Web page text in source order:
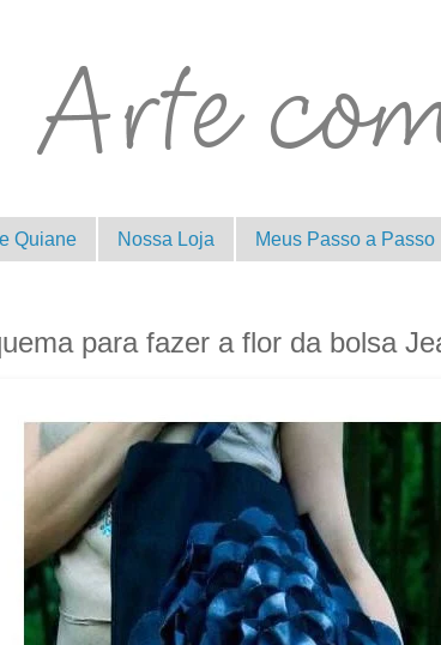
Quiane Nossa Loja Meus Passo a Passo
para fazer a flor da bolsa